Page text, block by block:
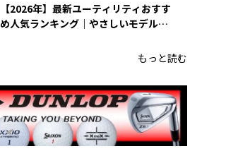
【2026年】最新ユーティリティおすす
め人気ランキング｜やさしいモデルの
もっと読む